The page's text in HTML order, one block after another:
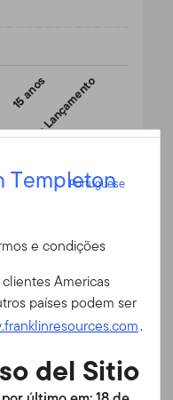
15 anos
Desde o Lançamento
15,87
8,40
Templeton
Portuguese
e condições
Americas
países podem ser
.
del Sitio